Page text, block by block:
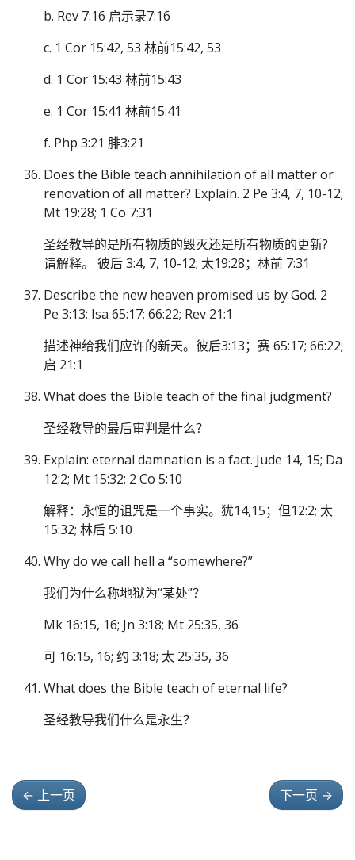
b. Rev 7:16 启示录7:16
c. 1 Cor 15:42, 53 林前15:42, 53
d. 1 Cor 15:43 林前15:43
e. 1 Cor 15:41 林前15:41
f. Php 3:21 腓3:21
Does the Bible teach annihilation of all matter or
renovation of all matter? Explain. 2 Pe 3:4, 7, 10-12;
Mt 19:28; 1 Co 7:31
圣经教导的是所有物质的毁灭还是所有物质的更新?
请解释。 彼后 3:4, 7, 10-12; 太19:28；林前 7:31
Describe the new heaven promised us by God. 2
Pe 3:13; Isa 65:17; 66:22; Rev 21:1
描述神给我们应许的新天。彼后3:13；赛 65:17; 66:22;
启 21:1
What does the Bible teach of the final judgment?
圣经教导的最后审判是什么？
Explain: eternal damnation is a fact. Jude 14, 15; Da
12:2; Mt 15:32; 2 Co 5:10
解释：永恒的诅咒是一个事实。犹14,15；但12:2; 太
15:32; 林后 5:10
Why do we call hell a “somewhere?”
我们为什么称地狱为“某处”？
Mk 16:15, 16; Jn 3:18; Mt 25:35, 36
可 16:15, 16; 约 3:18; 太 25:35, 36
What does the Bible teach of eternal life?
圣经教导我们什么是永生？
← 上一页 下一页 →